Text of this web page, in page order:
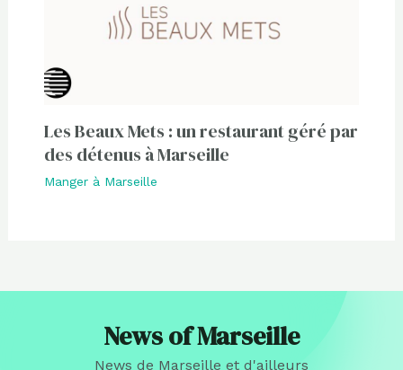
Les Beaux Mets : un restaurant géré par
des détenus à Marseille
Manger à Marseille
News of Marseille
News de Marseille et d'ailleurs